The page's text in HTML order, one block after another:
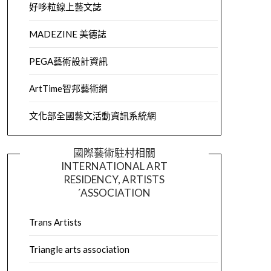
好哆粒線上藝文誌
MADEZINE 美德誌
PEGA藝術設計資訊
ArtTime智邦藝術網
文化部全國藝文活動資訊系統網
國際藝術駐村相關
INTERNATIONAL ART
RESIDENCY, ARTISTS
´ASSOCIATION
Trans Artists
Triangle arts association